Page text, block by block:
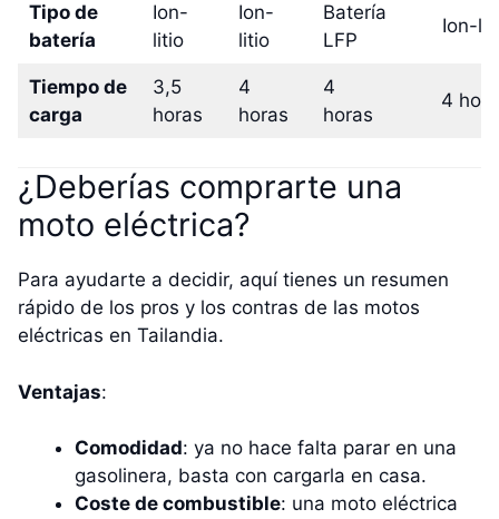
Tipo de
batería
Ion-
litio
Ion-
litio
Batería
LFP
Ion-
Tiempo de
carga
3,5
horas
4
horas
4
horas
4
¿Deberías comprarte una
moto eléctrica?
Para ayudarte a decidir, aquí tienes un resumen
rápido de los pros y los contras de las motos
eléctricas en Tailandia.
Ventajas:
Comodidad: ya no hace falta parar en una
gasolinera, basta con cargarla en casa.
Coste de combustible: una moto eléctrica